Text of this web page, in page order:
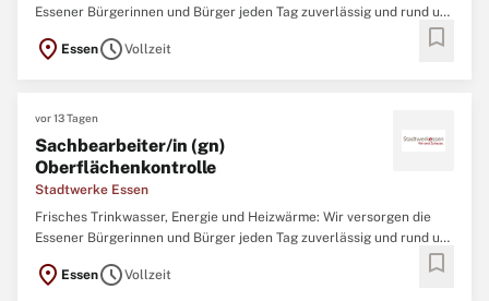
Essener Bürgerinnen und Bürger jeden Tag zuverlässig und rund um
die Uhr. In 150 Jahren Unternehmensgeschichte entwickelten sich
die Stadtwerke Essen vom Gas- und Wasserversorger zum heutigen
location_on EssenscheduleVollzeit bookmark
vor 13 Tagen
Sachbearbeiter/in (gn)
Oberflächenkontrolle
Stadtwerke Essen
Frisches Trinkwasser, Energie und Heizwärme: Wir versorgen die
Essener Bürgerinnen und Bürger jeden Tag zuverlässig und rund um
die Uhr. In 150 Jahren Unternehmensgeschichte entwickelten sich
die Stadtwerke Essen vom Gas- und Wasserversorger zum heutigen
location_on EssenscheduleVollzeit bookmark